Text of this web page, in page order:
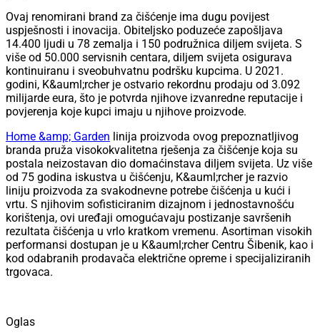
Ovaj renomirani brand za čišćenje ima dugu povijest
uspješnosti i inovacija. Obiteljsko poduzeće zapošljava
14.400 ljudi u 78 zemalja i 150 podružnica diljem svijeta. S
više od 50.000 servisnih centara, diljem svijeta osigurava
kontinuiranu i sveobuhvatnu podršku kupcima. U 2021.
godini, K&auml;rcher je ostvario rekordnu prodaju od 3.092
milijarde eura, što je potvrda njihove izvanredne reputacije i
povjerenja koje kupci imaju u njihove proizvode.
Home &amp; Garden linija proizvoda ovog prepoznatljivog
branda pruža visokokvalitetna rješenja za čišćenje koja su
postala neizostavan dio domaćinstava diljem svijeta. Uz više
od 75 godina iskustva u čišćenju, K&auml;rcher je razvio
liniju proizvoda za svakodnevne potrebe čišćenja u kući i
vrtu. S njihovim sofisticiranim dizajnom i jednostavnošću
korištenja, ovi uređaji omogućavaju postizanje savršenih
rezultata čišćenja u vrlo kratkom vremenu. Asortiman visokih
performansi dostupan je u K&auml;rcher Centru Šibenik, kao i
kod odabranih prodavača električne opreme i specijaliziranih
trgovaca.
Oglas